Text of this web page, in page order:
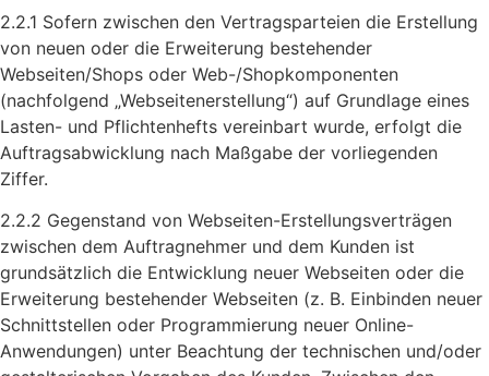
2.2.1 Sofern zwischen den Vertragsparteien die Erstellung
von neuen oder die Erweiterung bestehender
Webseiten/Shops oder Web-/Shopkomponenten
(nachfolgend „Webseitenerstellung“) auf Grundlage eines
Lasten- und Pflichtenhefts vereinbart wurde, erfolgt die
Auftragsabwicklung nach Maßgabe der vorliegenden
Ziffer.
2.2.2 Gegenstand von Webseiten-Erstellungsverträgen
zwischen dem Auftragnehmer und dem Kunden ist
grundsätzlich die Entwicklung neuer Webseiten oder die
Erweiterung bestehender Webseiten (z. B. Einbinden neuer
Schnittstellen oder Programmierung neuer Online-
Anwendungen) unter Beachtung der technischen und/oder